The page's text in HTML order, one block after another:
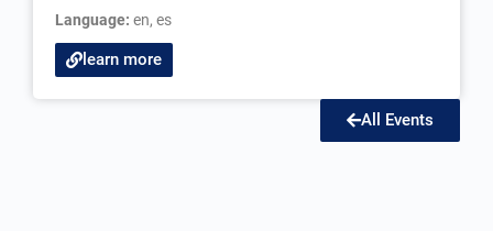
Language: en, es
learn more
All Events